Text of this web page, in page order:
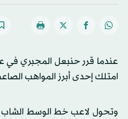
امتلك إحدى أبرز المواهب
وتحول لاعب خط الوسط الشاب